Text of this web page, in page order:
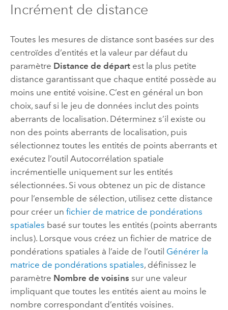
Incrément de distance
Toutes les mesures de distance sont basées sur des
centroïdes d’entités et la valeur par défaut du
paramètre Distance de départest la plus petite
distance garantissant que chaque entité possède au
moins une entité voisine. C’est en général un bon
choix, sauf si le jeu de données inclut des points
aberrants de localisation. Déterminez s’il existe ou
non des points aberrants de localisation, puis
sélectionnez toutes les entités de points aberrants et
exécutez l’outil Autocorrélation spatiale
incrémentielle uniquement sur les entités
sélectionnées. Si vous obtenez un pic de distance
pour l’ensemble de sélection, utilisez cette distance
pour créer un fichier de matrice de pondérations
spatiales basé sur toutes les entités (points aberrants
inclus). Lorsque vous créez un fichier de matrice de
pondérations spatiales à l’aide de l’outil Générer la
matrice de pondérations spatiales, définissez le
paramètre Nombre de voisins sur une valeur
impliquant que toutes les entités aient au moins le
nombre correspondant d’entités voisines.